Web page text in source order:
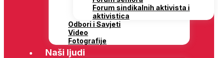
Forum sindikalnih aktivista i
aktivistica
Odbori i Savjeti
Video
Fotografije
Naši ljudi